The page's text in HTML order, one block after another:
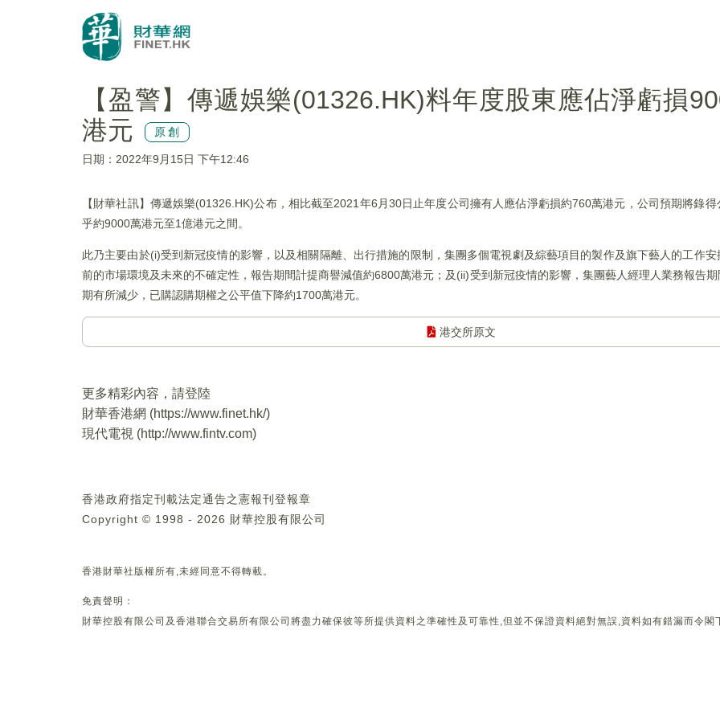
【盈警】傳遞娛樂(01326.HK)料年度股東應佔淨虧損
港元
原創
日期：2022年9月15日 下午12:46
【財華社訊】傳遞娛樂(01326.HK)公布，相比截至2021年6月30日止年度公司擁有人應佔淨虧損約760萬港元，公司預期將錄
乎約9000萬港元至1億港元之間。
此乃主要由於(i)受到新冠疫情的影響，以及相關隔離、出行措施的限制，集團多個電視劇及綜藝項目的製作及旗下藝人的工作安
前的市場環境及未來的不確定性，報告期間計提商譽減值約6800萬港元；及(ii)受到新冠疫情的影響，集團藝人經理人業務報告
期有所減少，已購認購期權之公平值下降約1700萬港元。
港交所原文
更多精彩內容，請登陸
財華香港網 (https://www.finet.hk/)
現代電視 (http://www.fintv.com)
香港政府指定刊載法定通告之憲報刊登報章
Copyright © 1998 - 2026 財華控股有限公司
香港財華社版權所有,未經同意不得轉載。
免責聲明：
財華控股有限公司及香港聯合交易所有限公司將盡力確保彼等所提供資料之準確性及可靠性,但並不保證資料絕對無誤,資料如有錯漏而令閣